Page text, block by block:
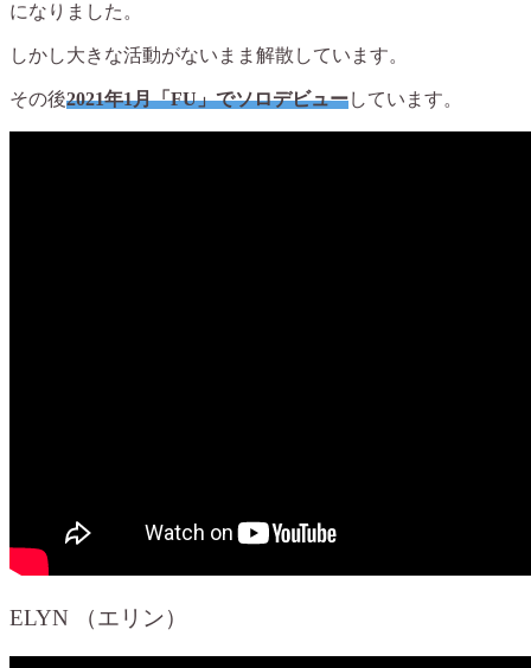
になりました。
しかし大きな活動がないまま解散しています。
その後2021年1月「FU」でソロデビューしています。
ELYN （エリン）